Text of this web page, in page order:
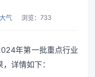
大气 浏览： 733
年第一批重点行业
详情如下：